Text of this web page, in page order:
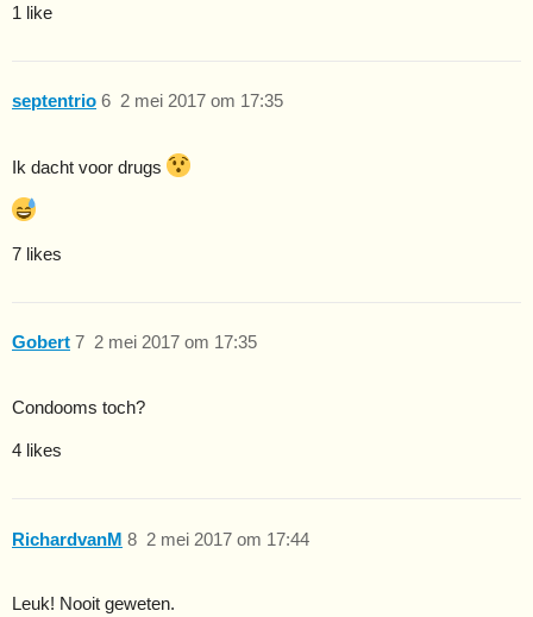
1 like
septentrio 2 mei 2017 om 17:35
6
Ik dacht voor drugs
7 likes
Gobert 2 mei 2017 om 17:35
7
Condooms toch?
4 likes
RichardvanM 2 mei 2017 om 17:44
8
Leuk! Nooit geweten.